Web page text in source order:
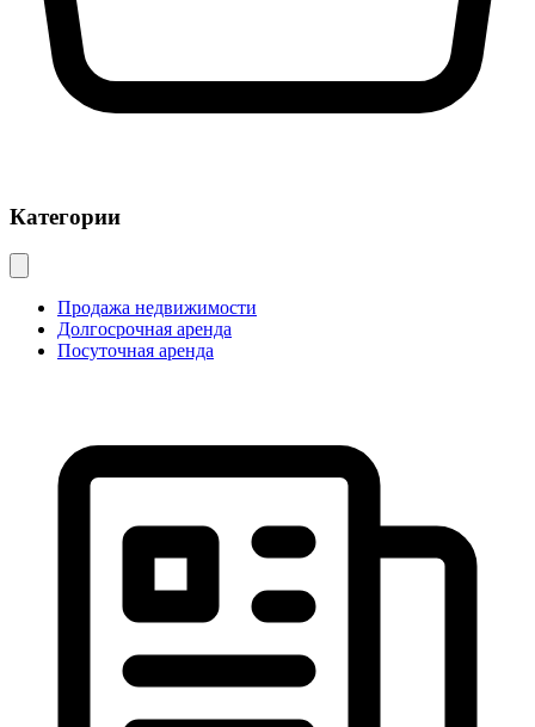
Категории
Продажа недвижимости
Долгосрочная аренда
Посуточная аренда